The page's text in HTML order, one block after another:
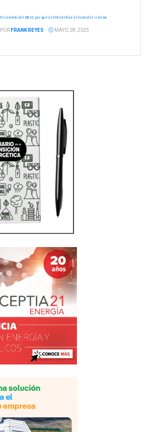
El cerebro del BESS: por qué el EMS define el éxito del sistema
POR FRANK REYES MAYO 28, 2025